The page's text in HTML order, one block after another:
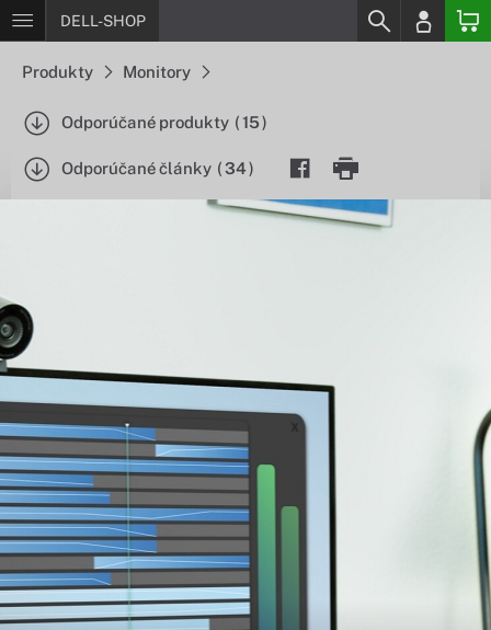
DELL-SHOP
Produkty Monitory
Odporúčané produkty (15)
Odporúčané články (34)